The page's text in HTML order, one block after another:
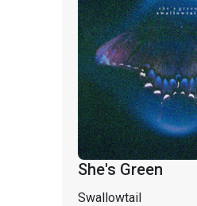
She's Green
Swallowtail